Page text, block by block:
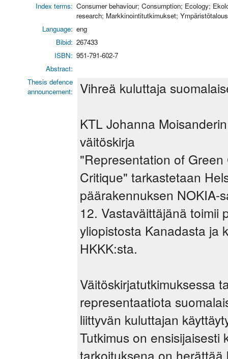
Index terms: Consumer behaviour; Consumption; Ecology;
research; Markkinointitutkimukset; Ympäristötalous
Language: eng
Bibid: 267433
ISBN: 951-791-602-7
Abstract:
Thesis defence
announcement:
Vihreä kuluttaja
KTL Johanna
väitöskirja
"Representation of
Critique" tarkastetaan
päärakennuksen NOKIA-
12. Vastaväittäjänä toimii
yliopistosta Kanadasta ja
HKKK:sta.
Väitöskirjatutkimuksessa
representaatiota
liittyvän kuluttajan
Tutkimus on ensisijaisesti
tarkoituksena on